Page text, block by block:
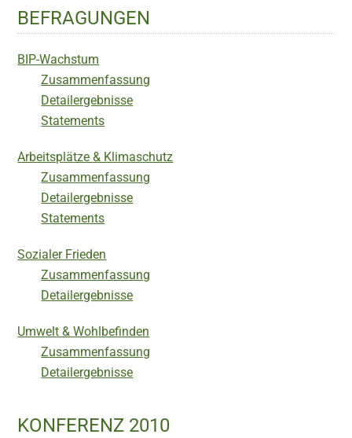
BEFRAGUNGEN
BIP-Wachstum
Zusammenfassung
Detailergebnisse
Statements
Arbeitsplätze & Klimaschutz
Zusammenfassung
Detailergebnisse
Statements
Sozialer Frieden
Zusammenfassung
Detailergebnisse
Umwelt & Wohlbefinden
Zusammenfassung
Detailergebnisse
KONFERENZ 2010